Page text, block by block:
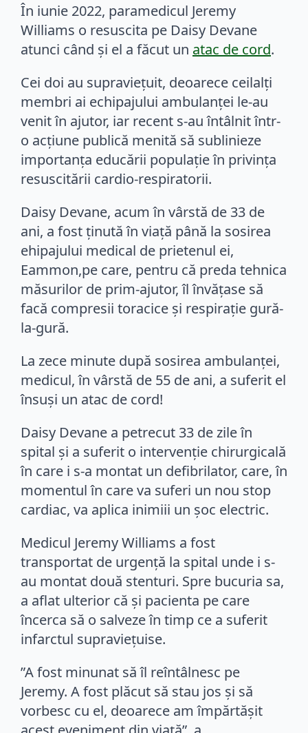
În iunie 2022, paramedicul Jeremy
Williams o resuscita pe Daisy Devane
atunci când și el a făcut un atac de cord.
Cei doi au supraviețuit, deoarece ceilalți
membri ai echipajului ambulanței le-au
venit în ajutor, iar recent s-au întâlnit într-
o acțiune publică menită să sublinieze
importanța educării populație în privința
resuscitării cardio-respiratorii.
Daisy Devane, acum în vârstă de 33 de
ani, a fost ținută în viață până la sosirea
ehipajului medical de prietenul ei,
Eammon,pe care, pentru că preda tehnica
măsurilor de prim-ajutor, îl învățase să
facă compresii toracice și respirație gură-
la-gură.
La zece minute după sosirea ambulanței,
medicul, în vârstă de 55 de ani, a suferit el
însuși un atac de cord!
Daisy Devane a petrecut 33 de zile în
spital și a suferit o intervenție chirurgicală
în care i s-a montat un defibrilator, care, în
momentul în care va suferi un nou stop
cardiac, va aplica inimiii un șoc electric.
Medicul Jeremy Williams a fost
transportat de urgență la spital unde i s-
au montat două stenturi. Spre bucuria sa,
a aflat ulterior că și pacienta pe care
încerca să o salveze în timp ce a suferit
infarctul supraviețuise.
”A fost minunat să îl reîntâlnesc pe
Jeremy. A fost plăcut să stau jos și să
vorbesc cu el, deoarece am împărtășit